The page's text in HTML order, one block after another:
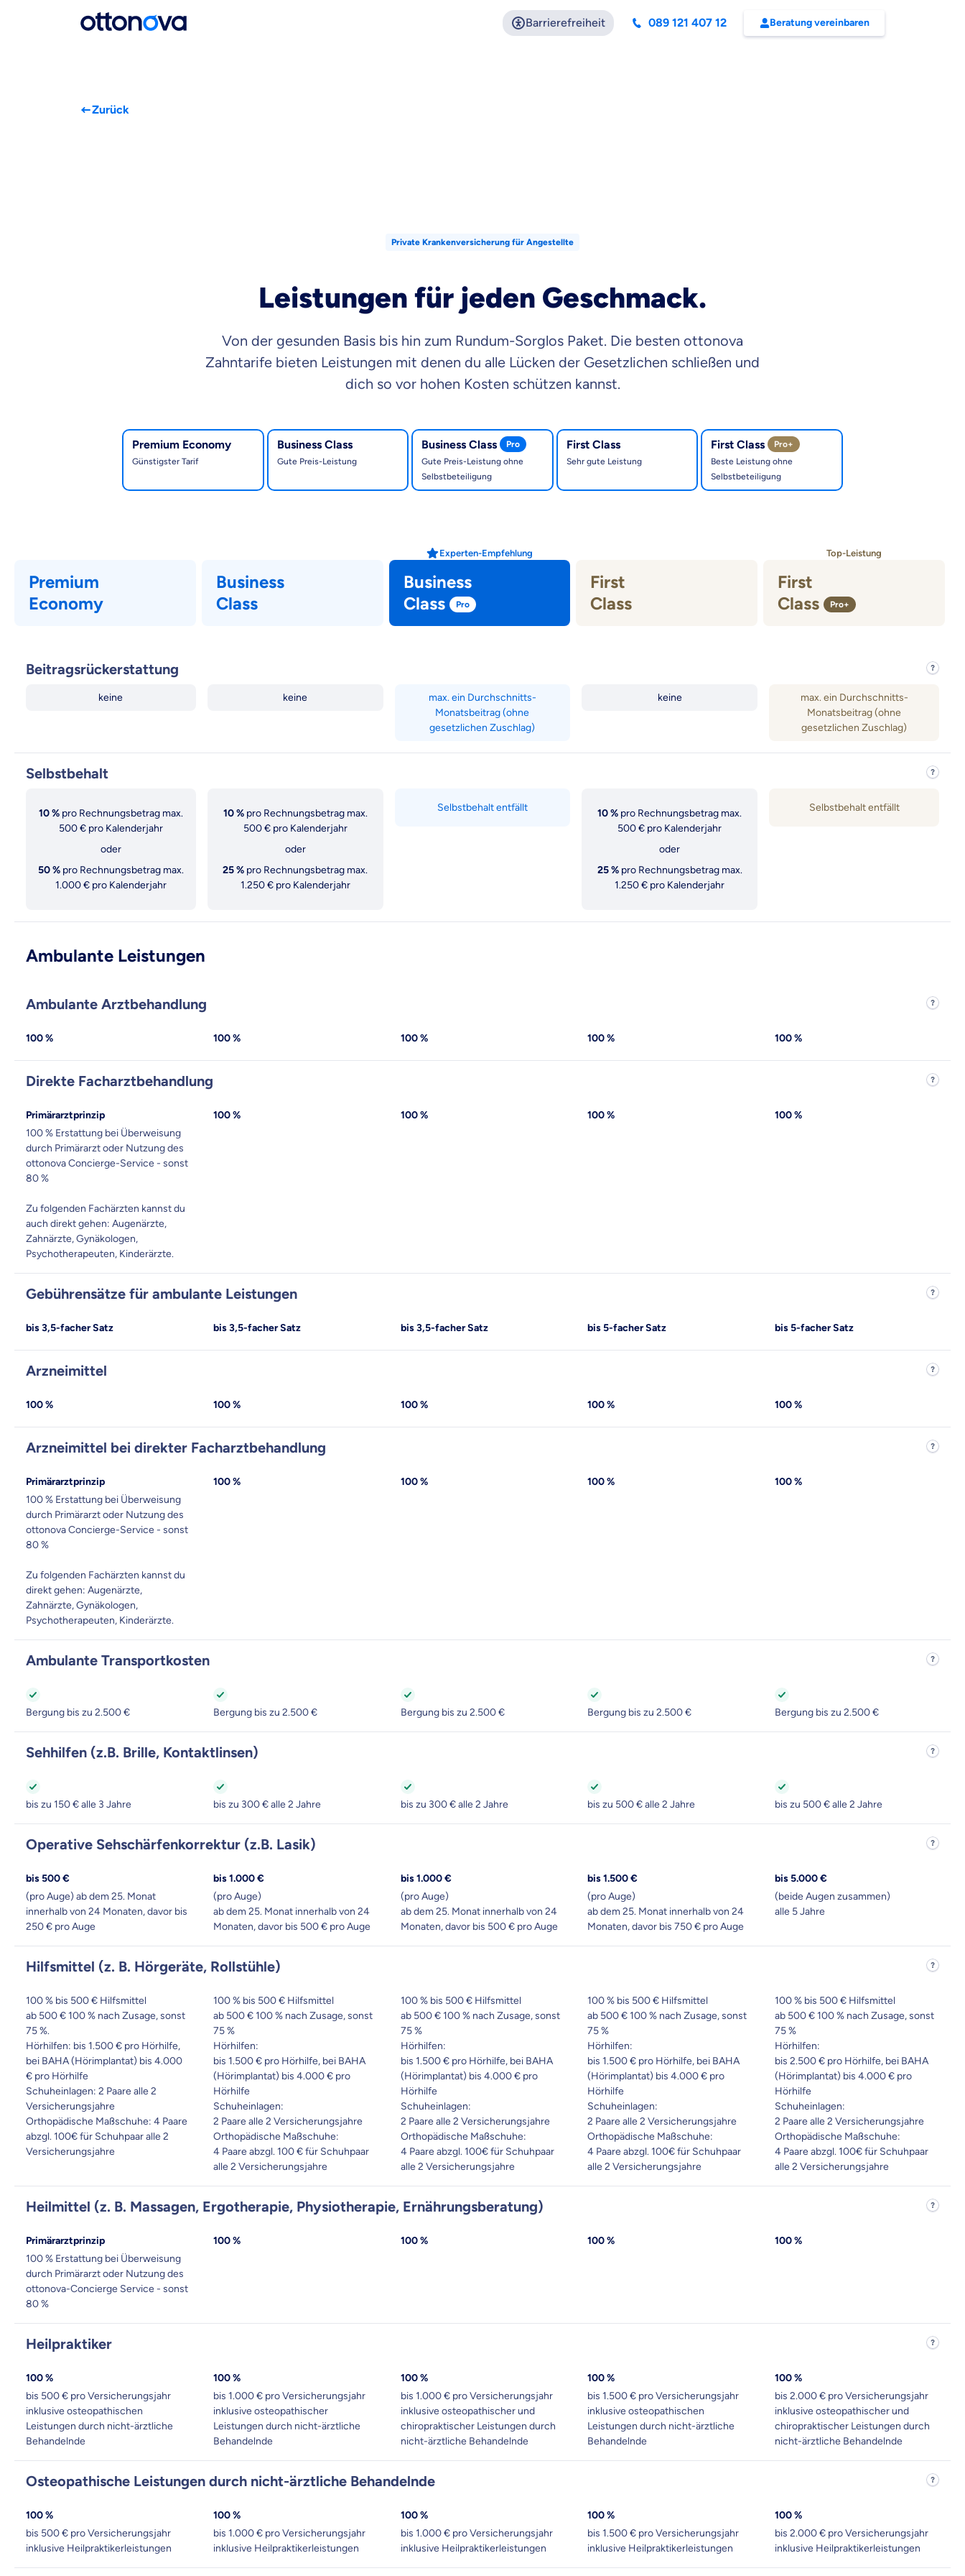
Barrierefreiheit 089 121 407 12 Beratung vereinbaren
Zurück
Private Krankenversicherung für Angestellte
Leistungen für jeden Geschmack.
Von der gesunden Basis bis hin zum Rundum-Sorglos Paket. Die besten ottonova
Zahntarife bieten Leistungen mit denen du alle Lücken der Gesetzlichen schließen und
dich so vor hohen Kosten schützen kannst.
Du hast die Tarife first-pro, business-pro, economy, business und first ausgewählt.
Premium Economy
Günstigster Tarif
Business Class
Gute Preis-Leistung
Business Class
Pro
Gute Preis-Leistung ohne
Selbstbeteiligung
First Class
Sehr gute Leistung
First Class
Pro+
Beste Leistung ohne
Selbstbeteiligung
Premium
Economy
Business
Class
Experten-Empfehlung
Business
Class
Pro
First
Class
Top-Leistung
First
Class
Pro+
Premium
Beitrags­rückerstattung
keine keine
max. ein Durchschnitts-
Monatsbeitrag (ohne
gesetzlichen Zuschlag)
keine
max. ein Durchschnitts-
Monatsbeitrag (ohne
gesetzlichen Zuschlag)
Selbstbehalt
10 %pro Rechnungsbetrag max.
500 € pro Kalenderjahr
oder
50 %pro Rechnungsbetrag max.
1.000 € pro Kalenderjahr
10 %pro Rechnungsbetrag max.
500 € pro Kalenderjahr
oder
25 % pro Rechnungsbetrag max.
1.250 € pro Kalenderjahr
Selbstbehalt entfällt 10 % pro Rechnungsbetrag max.
500 € pro Kalenderjahr
oder
25 %pro Rechnungsbetrag max.
1.250 € pro Kalenderjahr
Selbstbehalt entfällt
Ambulante Leistungen
Ambulante Arztbehandlung
100 % 100 % 100 % 100 % 100 %
Direkte Facharztbehandlung
Primärarztprinzip
100 % Erstattung bei Überweisung
durch Primärarzt oder Nutzung des
ottonova Concierge-Service - sonst
80 %
Zu folgenden Fachärzten kannst du
auch direkt gehen: Augenärzte,
Zahnärzte, Gynäkologen,
Psychotherapeuten, Kinderärzte.
100 % 100 % 100 % 100 %
Gebührensätze für ambulante Leistungen
bis 3,5-facher Satz bis 3,5-facher Satz bis 3,5-facher Satz bis 5-facher Satz bis 5-facher Satz
Arzneimittel
100 % 100 % 100 % 100 % 100 %
Arzneimittel bei direkter Facharztbehandlung
Primärarztprinzip
100 % Erstattung bei Überweisung
durch Primärarzt oder Nutzung des
ottonova Concierge-Service - sonst
80 %
Zu folgenden Fachärzten kannst du
direkt gehen: Augenärzte,
Zahnärzte, Gynäkologen,
Psychotherapeuten, Kinderärzte.
100 % 100 % 100 % 100 %
Ambulante Transportkosten
Bergung bis zu 2.500 € Bergung bis zu 2.500 € Bergung bis zu 2.500 € Bergung bis zu 2.500 € Bergung bis zu 2.500 €
Sehhilfen (z.B. Brille, Kontaktlinsen)
bis zu 150 € alle 3 Jahre bis zu 300 € alle 2 Jahre bis zu 300 € alle 2 Jahre bis zu 500 € alle 2 Jahre bis zu 500 € alle 2 Jahre
Operative Sehschärfenkorrektur (z.B. Lasik)
bis 500 €
(pro Auge) ab dem 25. Monat
innerhalb von 24 Monaten, davor bis
250 € pro Auge
bis 1.000 €
(pro Auge)
ab dem 25. Monat innerhalb von 24
Monaten, davor bis 500 € pro Auge
bis 1.000 €
(pro Auge)
ab dem 25. Monat innerhalb von 24
Monaten, davor bis 500 € pro Auge
bis 1.500 €
(pro Auge)
ab dem 25. Monat innerhalb von 24
Monaten, davor bis 750 € pro Auge
bis 5.000 €
(beide Augen zusammen)
alle 5 Jahre
Hilfsmittel (z. B. Hörgeräte, Rollstühle)
100 % bis 500 € Hilfsmittel
ab 500 € 100 % nach Zusage, sonst
75 %.
Hörhilfen: bis 1.500 € pro Hörhilfe,
bei BAHA (Hörimplantat) bis 4.000
€ pro Hörhilfe
Schuheinlagen: 2 Paare alle 2
Versicherungsjahre
Orthopädische Maßschuhe: 4 Paare
abzgl. 100€ für Schuhpaar alle 2
Versicherungsjahre
100 % bis 500 € Hilfsmittel
ab 500 € 100 % nach Zusage, sonst
75 %
Hörhilfen:
bis 1.500 € pro Hörhilfe, bei BAHA
(Hörimplantat) bis 4.000 € pro
Hörhilfe
Schuheinlagen:
2 Paare alle 2 Versicherungsjahre
Orthopädische Maßschuhe:
4 Paare abzgl. 100 € für Schuhpaar
alle 2 Versicherungsjahre
100 % bis 500 € Hilfsmittel
ab 500 € 100 % nach Zusage, sonst
75 %
Hörhilfen:
bis 1.500 € pro Hörhilfe, bei BAHA
(Hörimplantat) bis 4.000 € pro
Hörhilfe
Schuheinlagen:
2 Paare alle 2 Versicherungsjahre
Orthopädische Maßschuhe:
4 Paare abzgl. 100€ für Schuhpaar
alle 2 Versicherungsjahre
100 % bis 500 € Hilfsmittel
ab 500 € 100 % nach Zusage, sonst
75 %
Hörhilfen:
bis 1.500 € pro Hörhilfe, bei BAHA
(Hörimplantat) bis 4.000 € pro
Hörhilfe
Schuheinlagen:
2 Paare alle 2 Versicherungsjahre
Orthopädische Maßschuhe:
4 Paare abzgl. 100€ für Schuhpaar
alle 2 Versicherungsjahre
100 % bis 500 € Hilfsmittel
ab 500 € 100 % nach Zusage, sonst
75 %
Hörhilfen:
bis 2.500 € pro Hörhilfe, bei BAHA
(Hörimplantat) bis 4.000 € pro
Hörhilfe
Schuheinlagen:
2 Paare alle 2 Versicherungsjahre
Orthopädische Maßschuhe:
4 Paare abzgl. 100€ für Schuhpaar
alle 2 Versicherungsjahre
Heilmittel (z. B. Massagen, Ergotherapie, Physiotherapie, Ernährungsberatung)
Primärarztprinzip
100 % Erstattung bei Überweisung
durch Primärarzt oder Nutzung des
ottonova-Concierge Service - sonst
80 %
100 % 100 % 100 % 100 %
Heilpraktiker
100 %
bis 500 € pro Versicherungsjahr
inklusive osteopathischen
Leistungen durch nicht-ärztliche
Behandelnde
100 %
bis 1.000 € pro Versicherungsjahr
inklusive osteopathischer
Leistungen durch nicht-ärztliche
Behandelnde
100 %
bis 1.000 € pro Versicherungsjahr
inklusive osteopathischer und
chiropraktischer Leistungen durch
nicht-ärztliche Behandelnde
100 %
bis 1.500 € pro Versicherungsjahr
inklusive osteopathischen
Leistungen durch nicht-ärztliche
Behandelnde
100 %
bis 2.000 € pro Versicherungsjahr
inklusive osteopathischer und
chiropraktischer Leistungen durch
nicht-ärztliche Behandelnde
Osteopathische Leistungen durch nicht-ärztliche Behandelnde
100 %
bis 500 € pro Versicherungsjahr
inklusive Heilpraktikerleistungen
100 %
bis 1.000 € pro Versicherungsjahr
inklusive Heilpraktikerleistungen
100 %
bis 1.000 € pro Versicherungsjahr
inklusive Heilpraktikerleistungen
100 %
bis 1.500 € pro Versicherungsjahr
inklusive Heilpraktikerleistungen
100 %
bis 2.000 € pro Versicherungsjahr
inklusive Heilpraktikerleistungen
Weil es uns wichtig ist, dass du
Objektive und faire Beratung
Wir helfen dir dabei Unterschiede in Versicherungen zu verstehen
Wozu dürfen wir dich beraten?
Versicherungsprodukt wählen
Versicherung
Versicherung
Versicherung
Mit dem Abschicken meiner Daten erkläre ich meine Einwilligung
Kontaktaufnahme durch ottonova.
Weiter zu deinen Informationen